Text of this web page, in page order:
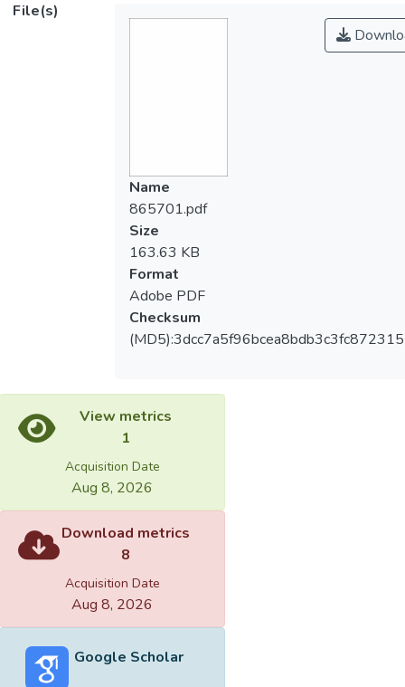
File(s)
Name
865701.pdf
Size
163.63 KB
Format
Adobe PDF
Checksum
View metrics
1
Acquisition Date
Aug 8, 2026
Download metrics
8
Acquisition Date
Aug 8, 2026
Google Scholar